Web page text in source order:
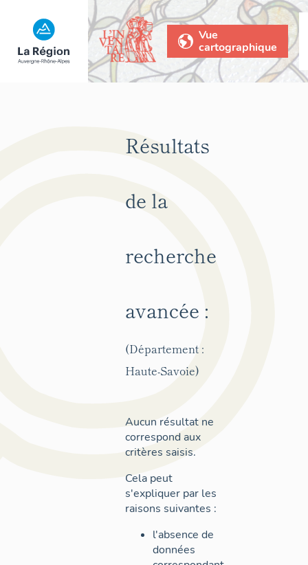
Vue
cartographique
Résultats
de la
recherche
avancée :
(Département :
Haute-Savoie)
Aucun résultat ne
correspond aux
critères saisis.
Cela peut
s'expliquer par les
raisons suivantes :
l'absence de
données